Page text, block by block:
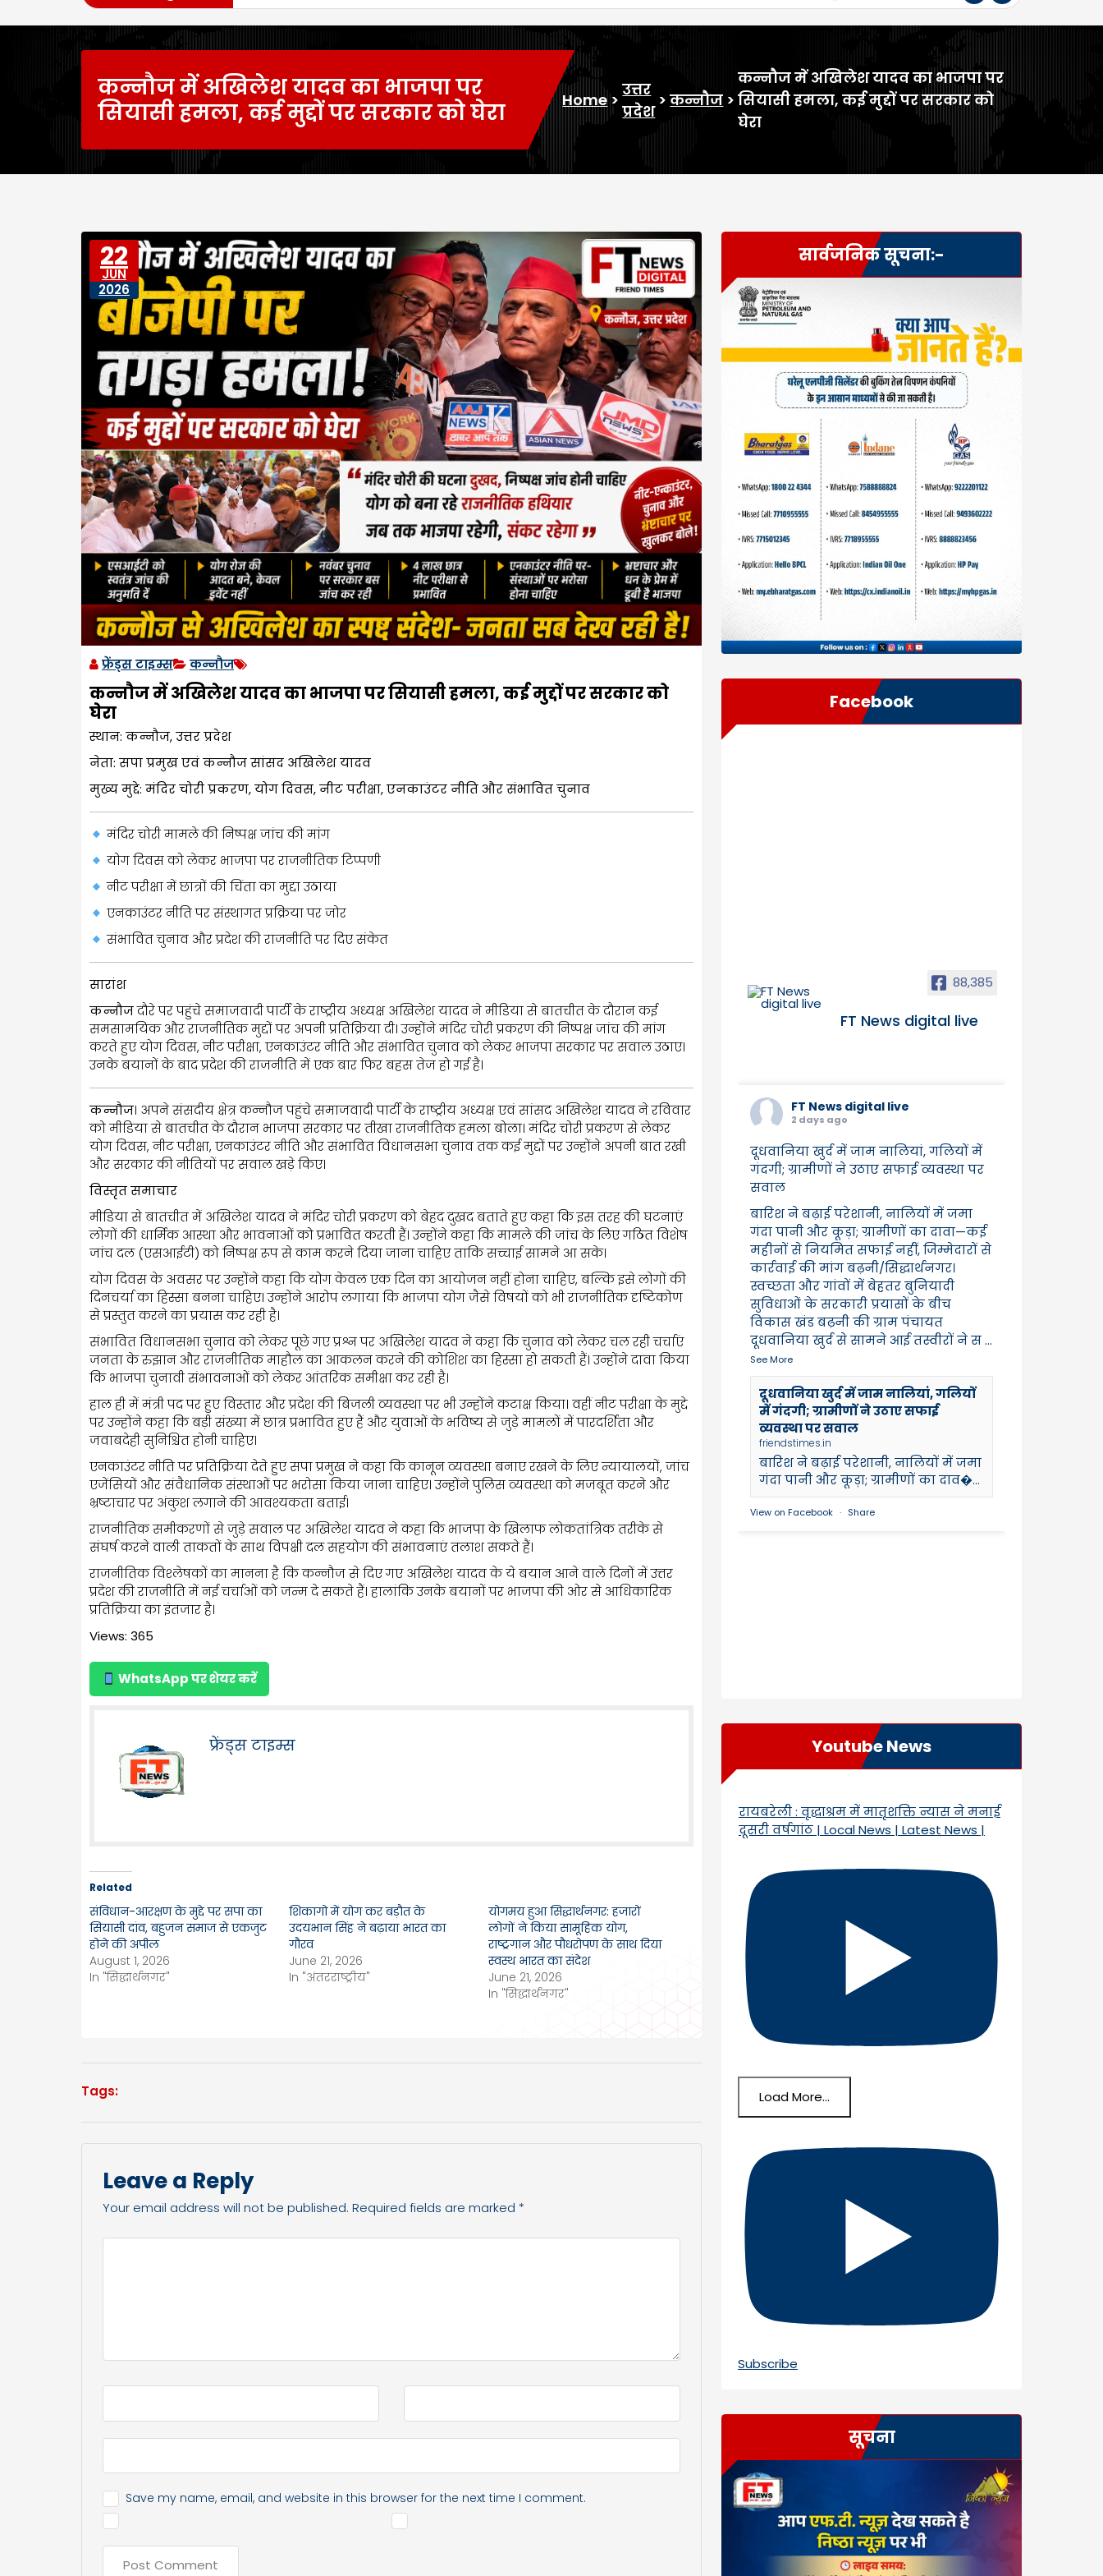
कन्नौज में अखिलेश यादव का भाजपा पर
सियासी हमला, कई मुद्दों पर सरकार को घेरा
Home>
उत्तर
प्रदेश
>कन्नौज >
कन्नौज में अखिलेश यादव का भाजपा पर
सियासी हमला, कई मुद्दों पर सरकार को
घेरा
22
JUN
2026
फ्रेंड्स टाइम्स कन्नौज
कन्नौज में अखिलेश यादव का भाजपा पर सियासी हमला, कई मुद्दों पर सरकार को
घेरा
स्थान: कन्नौज, उत्तर प्रदेश
नेता: सपा प्रमुख एवं कन्नौज सांसद अखिलेश यादव
मुख्य मुद्दे: मंदिर चोरी प्रकरण, योग दिवस, नीट परीक्षा, एनकाउंटर नीति और संभावित चुनाव
मंदिर चोरी मामले की निष्पक्ष जांच की मांग
योग दिवस को लेकर भाजपा पर राजनीतिक टिप्पणी
नीट परीक्षा में छात्रों की चिंता का मुद्दा उठाया
एनकाउंटर नीति पर संस्थागत प्रक्रिया पर जोर
संभावित चुनाव और प्रदेश की राजनीति पर दिए संकेत
सारांश
कन्नौजदौरे पर पहुंचे समाजवादी पार्टी के राष्ट्रीय अध्यक्ष अखिलेश यादव ने मीडिया से बातचीत के दौरान कई
समसामयिक और राजनीतिक मुद्दों पर अपनी प्रतिक्रिया दी। उन्होंने मंदिर चोरी प्रकरण की निष्पक्ष जांच की मांग
करते हुए योग दिवस, नीट परीक्षा, एनकाउंटर नीति और संभावित चुनाव को लेकर भाजपा सरकार पर सवाल उठाए।
उनके बयानों के बाद प्रदेश की राजनीति में एक बार फिर बहस तेज हो गई है।
कन्नौज। अपने संसदीय क्षेत्र कन्नौज पहुंचे समाजवादी पार्टी के राष्ट्रीय अध्यक्ष एवं सांसद अखिलेश यादव ने रविवार
को मीडिया से बातचीत के दौरान भाजपा सरकार पर तीखा राजनीतिक हमला बोला। मंदिर चोरी प्रकरण से लेकर
योग दिवस, नीट परीक्षा, एनकाउंटर नीति और संभावित विधानसभा चुनाव तक कई मुद्दों पर उन्होंने अपनी बात रखी
और सरकार की नीतियों पर सवाल खड़े किए।
विस्तृत समाचार
मीडिया से बातचीत में अखिलेश यादव ने मंदिर चोरी प्रकरण को बेहद दुखद बताते हुए कहा कि इस तरह की घटनाएं
लोगों की धार्मिक आस्था और भावनाओं को प्रभावित करती हैं। उन्होंने कहा कि मामले की जांच के लिए गठित विशेष
जांच दल (एसआईटी) को निष्पक्ष रूप से काम करने दिया जाना चाहिए ताकि सच्चाई सामने आ सके।
योग दिवस के अवसर पर उन्होंने कहा कि योग केवल एक दिन का आयोजन नहीं होना चाहिए, बल्कि इसे लोगों की
दिनचर्या का हिस्सा बनना चाहिए। उन्होंने आरोप लगाया कि भाजपा योग जैसे विषयों को भी राजनीतिक दृष्टिकोण
से प्रस्तुत करने का प्रयास कर रही है।
संभावित विधानसभा चुनाव को लेकर पूछे गए प्रश्न पर अखिलेश यादव ने कहा कि चुनाव को लेकर चल रही चर्चाएं
जनता के रुझान और राजनीतिक माहौल का आकलन करने की कोशिश का हिस्सा हो सकती हैं। उन्होंने दावा किया
कि भाजपा चुनावी संभावनाओं को लेकर आंतरिक समीक्षा कर रही है।
हाल ही में मंत्री पद पर हुए विस्तार और प्रदेश की बिजली व्यवस्था पर भी उन्होंने कटाक्ष किया। वहीं नीट परीक्षा के मुद्दे
पर उन्होंने कहा कि बड़ी संख्या में छात्र प्रभावित हुए हैं और युवाओं के भविष्य से जुड़े मामलों में पारदर्शिता और
जवाबदेही सुनिश्चित होनी चाहिए।
एनकाउंटर नीति पर प्रतिक्रिया देते हुए सपा प्रमुख ने कहा कि कानून व्यवस्था बनाए रखने के लिए न्यायालयों, जांच
एजेंसियों और संवैधानिक संस्थाओं पर भरोसा किया जाना चाहिए। उन्होंने पुलिस व्यवस्था को मजबूत करने और
भ्रष्टाचार पर अंकुश लगाने की आवश्यकता बताई।
राजनीतिक समीकरणों से जुड़े सवाल पर अखिलेश यादव ने कहा कि भाजपा के खिलाफ लोकतांत्रिक तरीके से
संघर्ष करने वाली ताकतों के साथ विपक्षी दल सहयोग की संभावनाएं तलाश सकते हैं।
राजनीतिक विश्लेषकों का मानना है कि कन्नौज से दिए गए अखिलेश यादव के ये बयान आने वाले दिनों में उत्तर
प्रदेश की राजनीति में नई चर्चाओं को जन्म दे सकते हैं। हालांकि उनके बयानों पर भाजपा की ओर से आधिकारिक
प्रतिक्रिया का इंतजार है।
Views: 365
WhatsApp पर शेयर करें
फ्रेंड्स टाइम्स
Related
संविधान-आरक्षण के मुद्दे पर सपा का
सियासी दांव, बहुजन समाज से एकजुट
होने की अपील
August 1, 2026
In "सिद्धार्थनगर"
शिकागो में योग कर बड़ौत के
उदयभान सिंह ने बढ़ाया भारत का
गौरव
June 21, 2026
In "अंतरराष्ट्रीय"
योगमय हुआ सिद्धार्थनगर: हजारों
लोगों ने किया सामूहिक योग,
राष्ट्रगान और पौधरोपण के साथ दिया
स्वस्थ भारत का संदेश
June 21, 2026
In "सिद्धार्थनगर"
Tags:
Leave a Reply
Your email address will not be published. Required fields are marked *
Save my name, email, and website in this browser for the next time I comment.
सार्वजनिक सूचना:-
Facebook
88,385
FT News digital live
FT News digital live
2 days ago
दूधवानिया खुर्द में जाम नालियां, गलियों में
गंदगी; ग्रामीणों ने उठाए सफाई व्यवस्था पर
सवाल
बारिश ने बढ़ाई परेशानी, नालियों में जमा
गंदा पानी और कूड़ा; ग्रामीणों का दावा—कई
महीनों से नियमित सफाई नहीं, जिम्मेदारों से
कार्रवाई की मांग बढ़नी/सिद्धार्थनगर।
स्वच्छता और गांवों में बेहतर बुनियादी
सुविधाओं के सरकारी प्रयासों के बीच
विकास खंड बढ़नी की ग्राम पंचायत
दूधवानिया खुर्द से सामने आई तस्वीरों ने स...
See More
दूधवानिया खुर्द में जाम नालियां, गलियों
में गंदगी; ग्रामीणों ने उठाए सफाई
व्यवस्था पर सवाल
friendstimes.in
बारिश ने बढ़ाई परेशानी, नालियों में जमा
गंदा पानी और कूड़ा; ग्रामीणों का दाव�...
View on Facebook · Share
Youtube News
रायबरेली : वृद्धाश्रम में मातृशक्ति न्यास ने मनाई
दूसरी वर्षगांठ | Local News | Latest News |
Load More...
Subscribe
सूचना